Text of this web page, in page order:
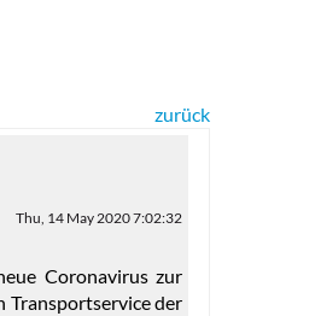
zurück
Thu, 14 May 2020 7:02:32
Coronavirus zur
Transportservice der